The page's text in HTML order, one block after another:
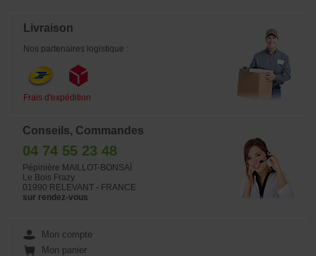
Livraison
Nos partenaires logistique :
Frais d'expédition
Conseils, Commandes
04 74 55 23 48
Pépinière MAILLOT-BONSAÏ
Le Bois Frazy
01990 RELEVANT - FRANCE
sur rendez-vous
Mon compte
Mon panier